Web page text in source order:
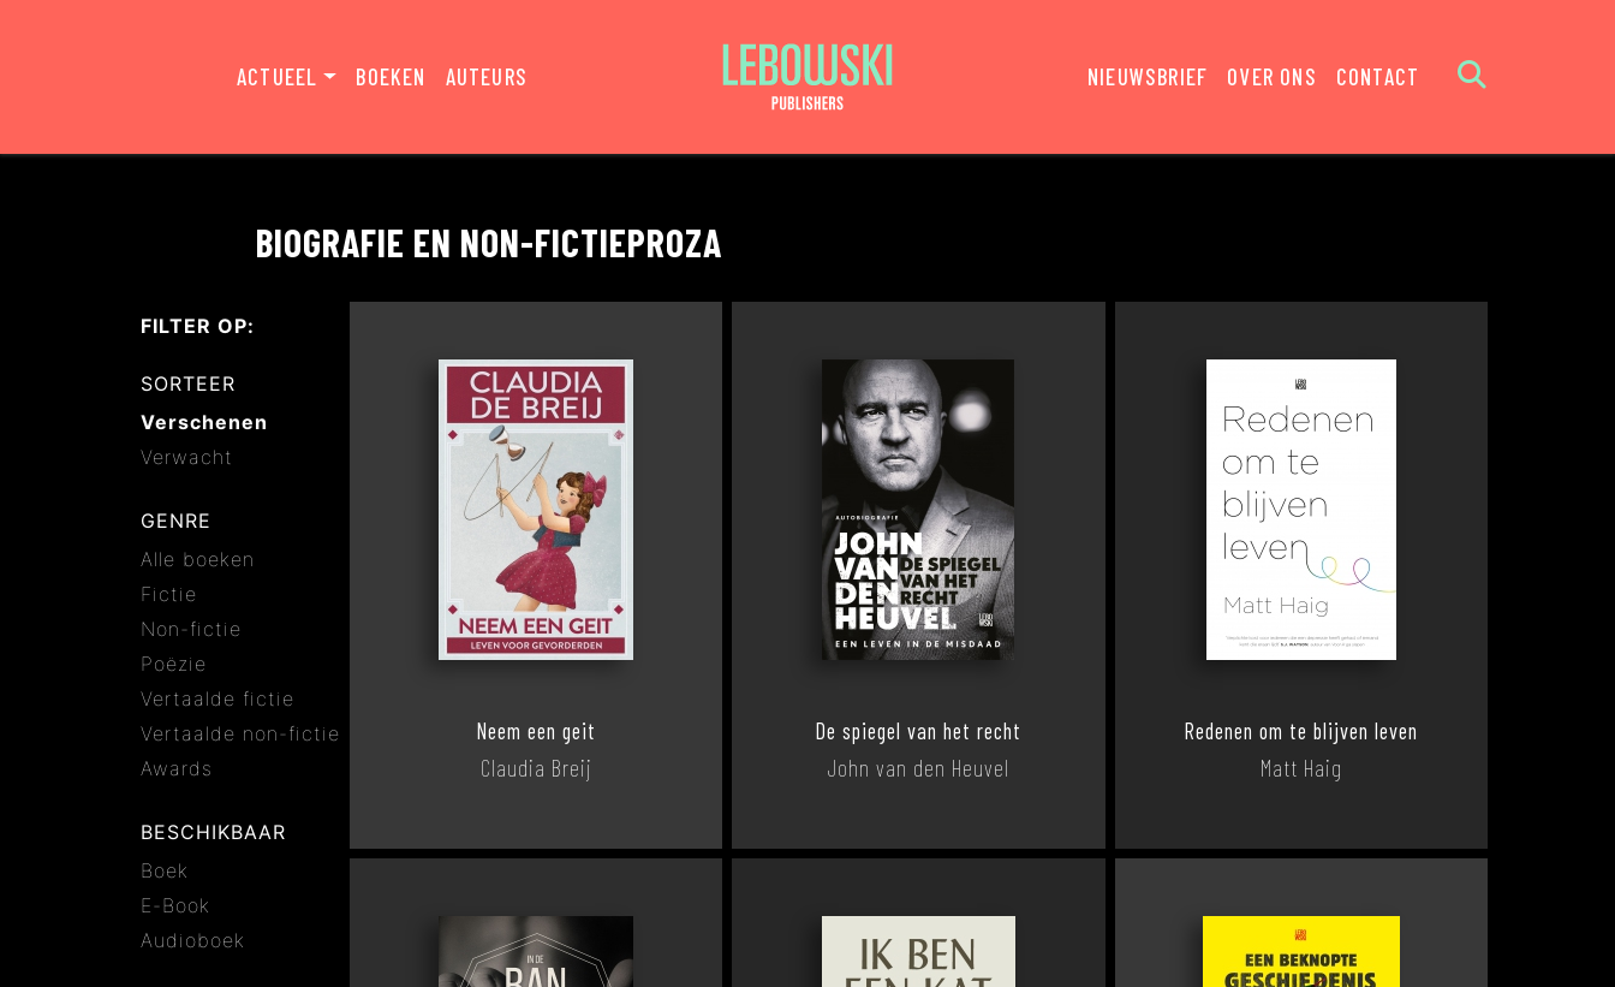
ACTUEEL BOEKEN AUTEURS NIEUWSBRIEF OVER ONS CONTACT
BIOGRAFIE EN NON-FICTIEPROZA
FILTER OP:
SORTEER
Verschenen
Verwacht
GENRE
Alle boeken
Fictie
Non-fictie
Poëzie
Vertaalde fictie
Vertaalde non-fictie
Awards
BESCHIKBAAR
Boek
E-Book
Audioboek
Neem een geit
Claudia Breij
De spiegel van het recht
John van den Heuvel
Redenen om te blijven leven
Matt Haig